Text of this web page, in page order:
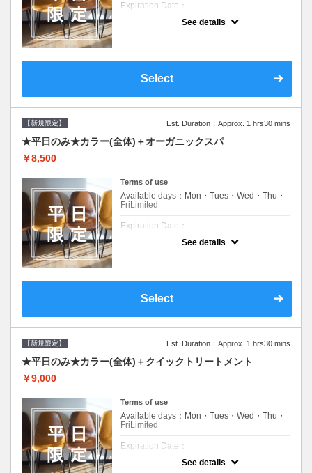
Expiration Date：
新規限定の平日のみのクーポンです★
平日クーポン●シャンプーブロー込●ロング料
提案させて頂きます●選べるシャンプー付き●
See details
Select
【新規限定】 Est. Duration：Approx. 1 hrs30 mins
★平日のみ★カラー(全体)＋オーガニックスパ
￥8,500
Terms of use
Available days：Mon・Tues・Wed・Thu・
FriLimited
Expiration Date：
新規限定の平日のみのクーポンです★
平日クーポン●シャンプーブロー込●ロング料
提案させて頂きます●選べるシャンプー付き●
See details
Select
【新規限定】 Est. Duration：Approx. 1 hrs30 mins
★平日のみ★カラー(全体)＋クイックトリートメント
￥9,000
Terms of use
Available days：Mon・Tues・Wed・Thu・
FriLimited
Expiration Date：
新規限定の平日のみのクーポンです★
See details